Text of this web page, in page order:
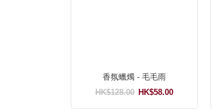
香氛蠟燭 - 毛毛雨
HK$58.00
HK$128.00